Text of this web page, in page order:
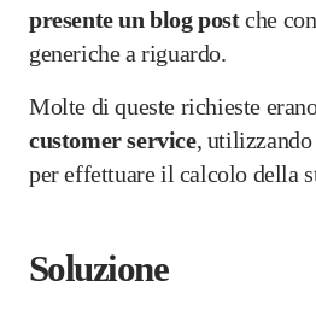
presente un blog postche
generiche a riguardo.
Molte di queste richieste
customer service,
per effettuare il calcolo della
Soluzione